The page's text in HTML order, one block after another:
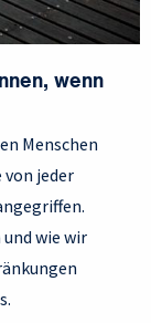
wenn
Menschen
jeder
wie wir